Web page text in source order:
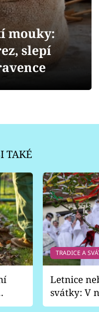
mouky:
slepí
TAKÉ
TRADICE A
Letnice
svátky: V
pondělí